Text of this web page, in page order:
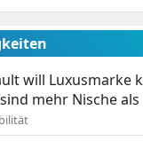
will Luxusmarke
mehr Nische als